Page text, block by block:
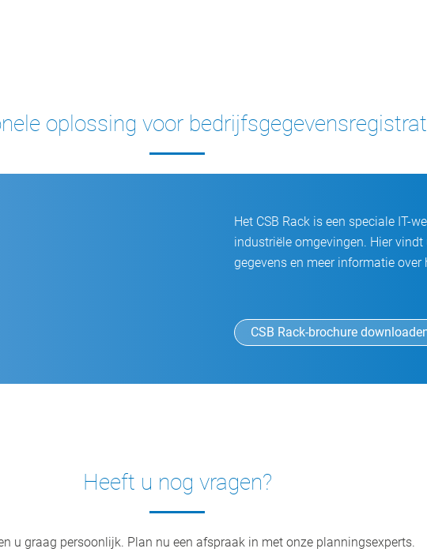
oplossing voor
Het CSB Rack is een speciale IT-
industriële omgevingen. Hier
gegevens en meer informatie over
CSB Rack-brochure
Heeft u nog vragen?
u graag persoonlijk. Plan nu een afspraak in met onze planningsexperts.